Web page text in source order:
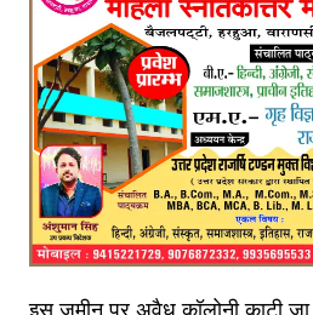
इस जमीन पर अवैध कॉलोनी काटी जा